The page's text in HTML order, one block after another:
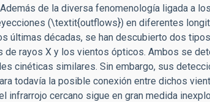
de la diversa fenomenología ligada a los
(\textit{outflows}) en diferentes
últimas décadas, se han descubierto dos tipos
rayos X y los vientos ópticos. Ambos se
cinéticas similares. Sin embargo, sus
todavía la posible conexión entre dichos
infrarrojo cercano sigue en gran medida